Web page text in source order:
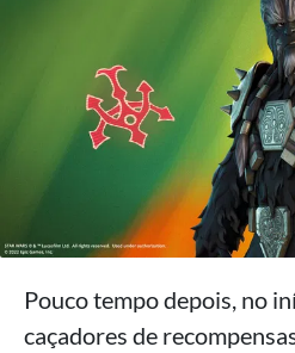
Pouco tempo depois, no
caçadores de